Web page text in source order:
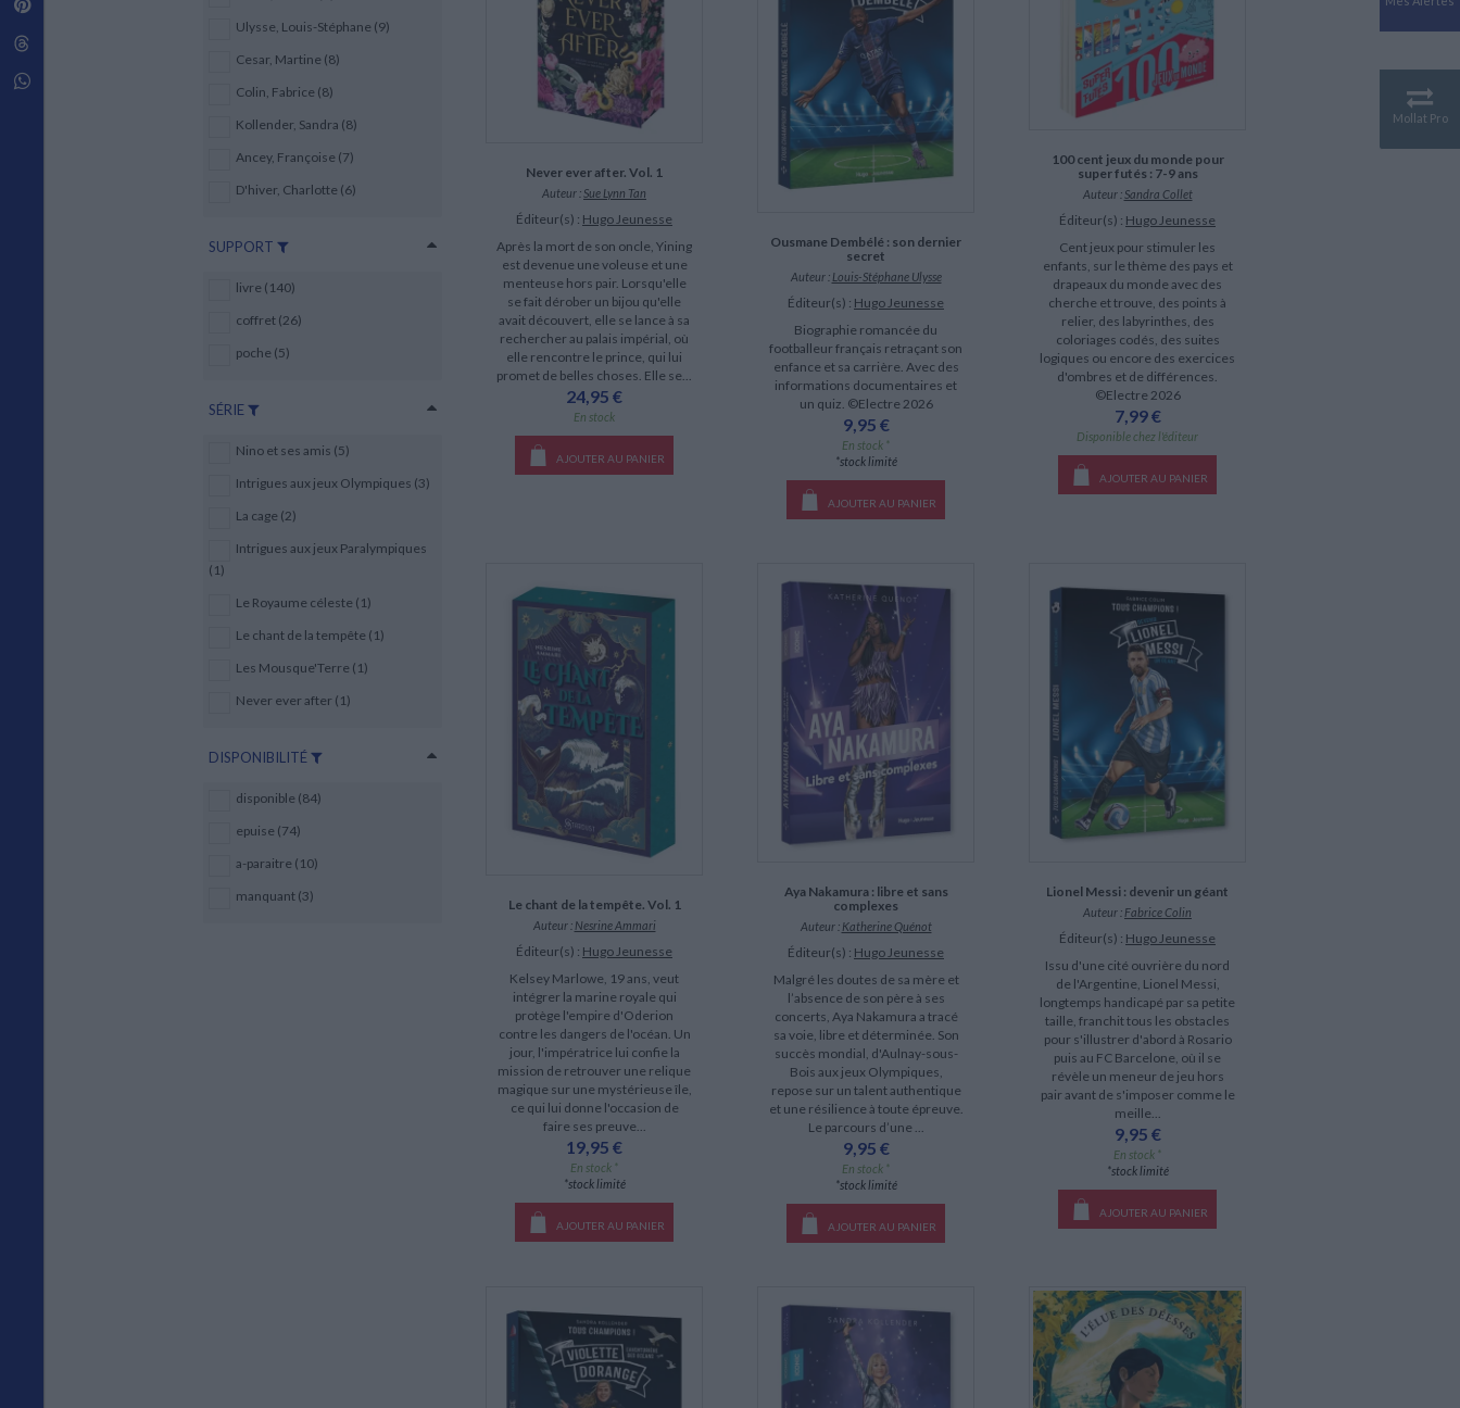
CHARGEMENT...
Mollat Pro
LITTÉRATURE DE VOYAGE
Récits des voyageurs et des
explorateurs
Vie familiale
SOCIOLOGIE
Travail social
Santé et société
ETHNOLOGIE
Anthropologie
Relations et politiques
internationales
Sécurité nationale - Défense
ECOLOGIE - ENVIRONNEMENT
Ecologie
Histoire moderne
Histoire contemporaine
BIOGRAPHIES HISTORIQUES
Biographies historiques
HISTOIRE - GÉNÉRALITÉS
Historiographie
Etudes historiques
Mythologies
GÉOGRAPHIE
Géographie - Démographie -
Essais scientifique
Astronomie
Matériaux de l’architecture
Urbanisme
Disciplines paramédicales
Dictionnaires Français
Dictionnaires Bilingues
Langues universitaires -
Dictionnaires et méthodes
Méthodes Langues Grand public
Français langues étrangères
Ulysse, Louis-Stéphane (9)
Cesar, Martine (8)
Colin, Fabrice (8)
Kollender, Sandra (8)
Ancey, Françoise (7)
D'hiver, Charlotte (6)
SUPPORT
livre (140)
coffret (26)
poche (5)
SÉRIE
Nino et ses amis (5)
Intrigues aux jeux Olympiques (3)
La cage (2)
Intrigues aux jeux Paralympiques
(1)
Le Royaume céleste (1)
Le chant de la tempête (1)
Les Mousque'Terre (1)
Never ever after (1)
DISPONIBILITÉ
disponible (84)
epuise (74)
a-paraitre (10)
manquant (3)
Never ever after. Vol. 1
Auteur : Sue Lynn Tan
Éditeur(s) : Hugo Jeunesse
Après la mort de son oncle, Yining
est devenue une voleuse et une
menteuse hors pair. Lorsqu'elle
se fait dérober un bijou qu'elle
avait découvert, elle se lance à sa
rechercher au palais impérial, où
elle rencontre le prince, qui lui
promet de belles choses. Elle se...
24,95 €
En stock
AJOUTER AU PANIER
Ousmane Dembélé : son dernier
secret
Auteur : Louis-Stéphane Ulysse
Éditeur(s) : Hugo Jeunesse
Biographie romancée du
footballeur français retraçant son
enfance et sa carrière. Avec des
informations documentaires et
un quiz. ©Electre 2026
9,95 €
En stock *
*stock limité
AJOUTER AU PANIER
100 cent jeux du monde pour
super futés : 7-9 ans
Auteur : Sandra Collet
Éditeur(s) : Hugo Jeunesse
Cent jeux pour stimuler les
enfants, sur le thème des pays et
drapeaux du monde avec des
cherche et trouve, des points à
relier, des labyrinthes, des
coloriages codés, des suites
logiques ou encore des exercices
d'ombres et de différences.
©Electre 2026
7,99 €
Disponible chez l'éditeur
AJOUTER AU PANIER
Le chant de la tempête. Vol. 1
Auteur : Nesrine Ammari
Éditeur(s) : Hugo Jeunesse
Kelsey Marlowe, 19 ans, veut
intégrer la marine royale qui
protège l'empire d'Oderion
contre les dangers de l'océan. Un
jour, l'impératrice lui confie la
mission de retrouver une relique
magique sur une mystérieuse île,
ce qui lui donne l'occasion de
faire ses preuve...
19,95 €
En stock *
*stock limité
AJOUTER AU PANIER
Aya Nakamura : libre et sans
complexes
Auteur : Katherine Quénot
Éditeur(s) : Hugo Jeunesse
Malgré les doutes de sa mère et
l’absence de son père à ses
concerts, Aya Nakamura a tracé
sa voie, libre et déterminée. Son
succès mondial, d'Aulnay-sous-
Bois aux jeux Olympiques,
repose sur un talent authentique
et une résilience à toute épreuve.
Le parcours d’une ...
9,95 €
En stock *
*stock limité
AJOUTER AU PANIER
Lionel Messi : devenir un géant
Auteur : Fabrice Colin
Éditeur(s) : Hugo Jeunesse
Issu d'une cité ouvrière du nord
de l'Argentine, Lionel Messi,
longtemps handicapé par sa petite
taille, franchit tous les obstacles
pour s'illustrer d'abord à Rosario
puis au FC Barcelone, où il se
révèle un meneur de jeu hors
pair avant de s'imposer comme le
meille...
9,95 €
En stock *
*stock limité
AJOUTER AU PANIER